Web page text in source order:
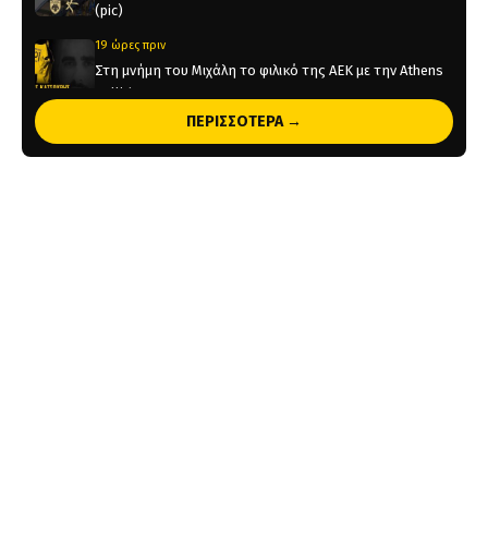
(pic)
19 ώρες πριν
Στη μνήμη του Μιχάλη το φιλικό της ΑΕΚ με την Athens
Kallithea
Τέλος από την ΑΕΚ ο Δέδες
ΠΕΡΙΣΣΟΤΕΡΑ →